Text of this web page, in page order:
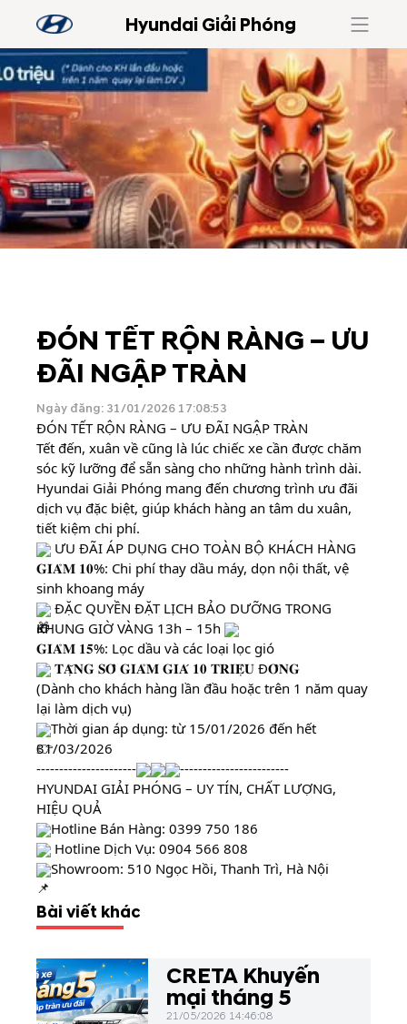
Hyundai Giải Phóng
ĐÓN TẾT RỘN RÀNG – ƯU
ĐÃI NGẬP TRÀN
Ngày đăng: 31/01/2026 17:08:53
ĐÓN TẾT RỘN RÀNG – ƯU ĐÃI NGẬP TRÀN
Tết đến, xuân về cũng là lúc chiếc xe cần được chăm
sóc kỹ lưỡng để sẵn sàng cho những hành trình dài.
Hyundai Giải Phóng mang đến chương trình ưu đãi
dịch vụ đặc biệt, giúp khách hàng an tâm du xuân,
tiết kiệm chi phí.
ƯU ĐÃI ÁP DỤNG CHO TOÀN BỘ KHÁCH HÀNG
𝐆𝐈𝐀̉𝐌 𝟏𝟎%: Chi phí thay dầu máy, dọn nội thất, vệ
sinh khoang máy
ĐẶC QUYỀN ĐẶT LỊCH BẢO DƯỠNG TRONG
KHUNG GIỜ VÀNG 13h – 15h
𝐆𝐈𝐀̉𝐌 𝟏𝟓%: Lọc dầu và các loại lọc gió
𝐓𝐀̣̆𝐍𝐆 𝐒𝐎̂̉ 𝐆𝐈𝐀̉𝐌 𝐆𝐈𝐀́ 𝟏𝟎 𝐓𝐑𝐈𝐄̣̂𝐔 Đ𝐎̂̀𝐍𝐆
(Dành cho khách hàng lần đầu hoặc trên 1 năm quay
lại làm dịch vụ)
Thời gian áp dụng: từ 15/01/2026 đến hết
31/03/2026
----------------------
------------------------
HYUNDAI GIẢI PHÓNG – UY TÍN, CHẤT LƯỢNG,
HIỆU QUẢ
Hotline Bán Hàng: 0399 750 186
Hotline Dịch Vụ: 0904 566 808
Showroom: 510 Ngọc Hồi, Thanh Trì, Hà Nội
Bài viết khác
CRETA Khuyến
mại tháng 5
21/05/2026 14:46:08